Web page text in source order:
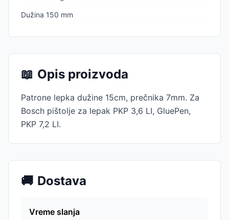
Dužina 150 mm
📖 Opis proizvoda
Patrone lepka dužine 15cm, prečnika 7mm. Za
Bosch pištolje za lepak PKP 3,6 LI, GluePen,
PKP 7,2 LI.
🚚 Dostava
Vreme slanja